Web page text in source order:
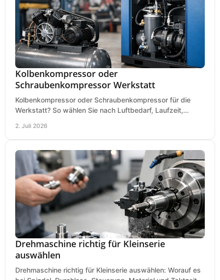
Kolbenkompressor oder
Schraubenkompressor Werkstatt
Kolbenkompressor oder Schraubenkompressor für die
Werkstatt? So wählen Sie nach Luftbedarf, Laufzeit,
2. Juli 2026
Drehmaschine richtig für Kleinserie
auswählen
Drehmaschine richtig für Kleinserie auswählen: Worauf es